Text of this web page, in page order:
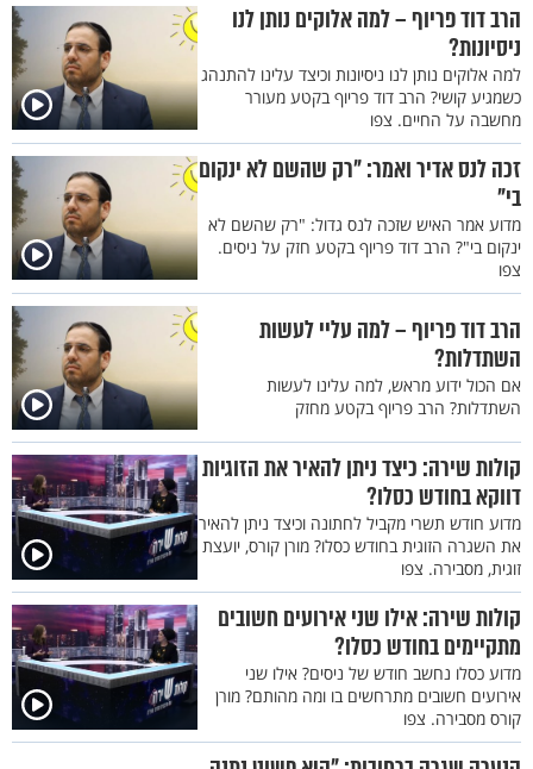
הרב דוד פריוף – למה אלוקים נותן לנו
ניסיונות?
למה אלוקים נותן לנו ניסיונות וכיצד עלינו להתנהג
כשמגיע קושי? הרב דוד פריוף בקטע מעורר
מחשבה על החיים. צפו
זכה לנס אדיר ואמר: "רק שהשם לא ינקום
בי"
מדוע אמר האיש שזכה לנס גדול: "רק שהשם לא
ינקום בי"? הרב דוד פריוף בקטע חזק על ניסים.
צפו
הרב דוד פריוף – למה עליי לעשות
השתדלות?
אם הכול ידוע מראש, למה עלינו לעשות
השתדלות? הרב פריוף בקטע מחזק
קולות שירה: כיצד ניתן להאיר את הזוגיות
דווקא בחודש כסלו?
מדוע חודש תשרי מקביל לחתונה וכיצד ניתן להאיר
את השגרה הזוגית בחודש כסלו? מורן קורס, יועצת
זוגית, מסבירה. צפו
קולות שירה: אילו שני אירועים חשובים
מתקיימים בחודש כסלו?
מדוע כסלו נחשב חודש של ניסים? אילו שני
אירועים חשובים מתרחשים בו ומה מהותם? מורן
קורס מסבירה. צפו